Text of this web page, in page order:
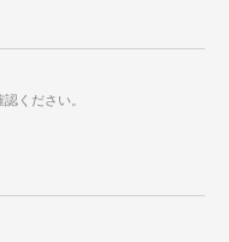
ください。